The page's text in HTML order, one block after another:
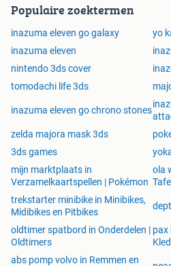
Populaire zoektermen
inazuma eleven go galaxy
yo
inazuma eleven
nintendo 3ds cover
tomodachi life 3ds
inazuma eleven go chrono stones
zelda majora mask 3ds
3ds games
mijn marktplaats in
Verzamelkaartspellen | Pokémon
ola
trekstarter minibike in Minibikes,
Midibikes en Pitbikes
oldtimer spatbord in Onderdelen |
Oldtimers
pax
abs pomp volvo in Remmen en